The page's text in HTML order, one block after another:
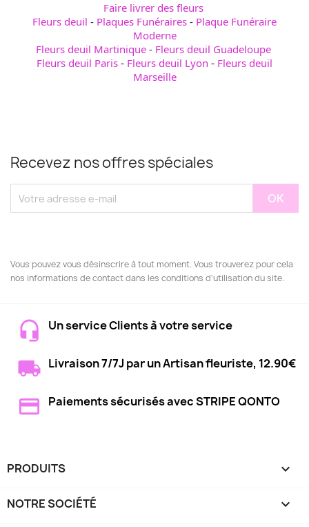
Faire livrer des fleurs
Fleurs deuil - Plaques Funéraires - Plaque Funéraire
Moderne
Fleurs deuil Martinique- Fleurs deuil Guadeloupe
Fleurs deuil Paris - Fleurs deuil Lyon - Fleurs deuil
Marseille
Recevez nos offres spéciales
Vous pouvez vous désinscrire à tout moment. Vous trouverez pour cela
nos informations de contact dans les conditions d'utilisation du site.
Un service Clients à votre service
Livraison 7/7J par un Artisan fleuriste, 12.90€
Paiements sécurisés avec STRIPE QONTO
PRODUITS 
NOTRE SOCIÉTÉ 